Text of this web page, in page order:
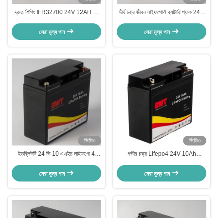
দ্রুত শিপিং IFR32700 24V 12AH দীর্ঘ
সেরা মূল্য পান
দীর্ঘ চক্র জীবন লাইফপো4 ব্যাটারি প্যাক 24V
সেরা মূল্য পান
ভিডিও
ইডব্লিউটি 24 ভি 10 এএইচ লাইফপো 4
সেরা মূল্য পান
ভিডিও
গভীর চক্র Lifepo4 24V 10Ah
সেরা মূল্য পান